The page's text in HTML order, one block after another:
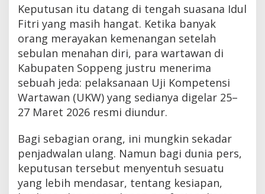
Keputusan itu datang di tengah suasana Idul
Fitri yang masih hangat. Ketika banyak
orang merayakan kemenangan setelah
sebulan menahan diri, para wartawan di
Kabupaten Soppeng justru menerima
sebuah jeda: pelaksanaan Uji Kompetensi
Wartawan (UKW) yang sedianya digelar 25–
27 Maret 2026 resmi diundur.
Bagi sebagian orang, ini mungkin sekadar
penjadwalan ulang. Namun bagi dunia pers,
keputusan tersebut menyentuh sesuatu
yang lebih mendasar, tentang kesiapan,